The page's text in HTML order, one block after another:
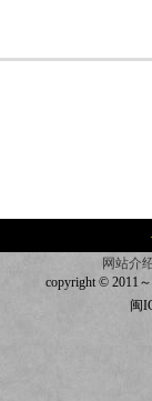
网站介
copyright © 2011
闽